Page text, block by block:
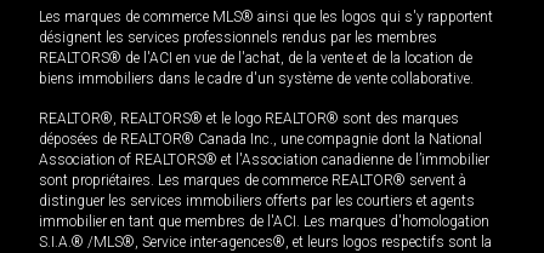
Les marques de commerce MLS® ainsi que les logos qui s'y rapportent
désignent les services professionnels rendus par les membres
REALTORS® de l'ACI en vue de l'achat, de la vente et de la location de
biens immobiliers dans le cadre d'un système de vente collaborative.
REALTOR®, REALTORS® et le logo REALTOR® sont des marques
déposées de REALTOR® Canada Inc., une compagnie dont la National
Association of REALTORS® et l'Association canadienne de l’immobilier
sont propriétaires. Les marques de commerce REALTOR® servent à
distinguer les services immobiliers offerts par les courtiers et agents
immobilier en tant que membres de l'ACI. Les marques d'homologation
S.I.A.® /MLS®, Service inter-agences®, et leurs logos respectifs sont la